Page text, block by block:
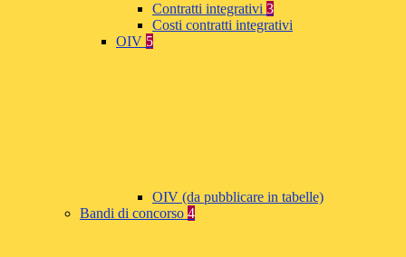
Contratti integrativi 3
Costi contratti integrativi
OIV 5
OIV (da pubblicare in tabelle)
Bandi di concorso 4